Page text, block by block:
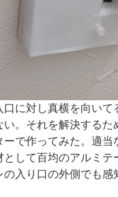
口に対し真横を向い
。それを解決するた
ーで作ってみた。適
として百均のアルミ
の入り口の外側でも